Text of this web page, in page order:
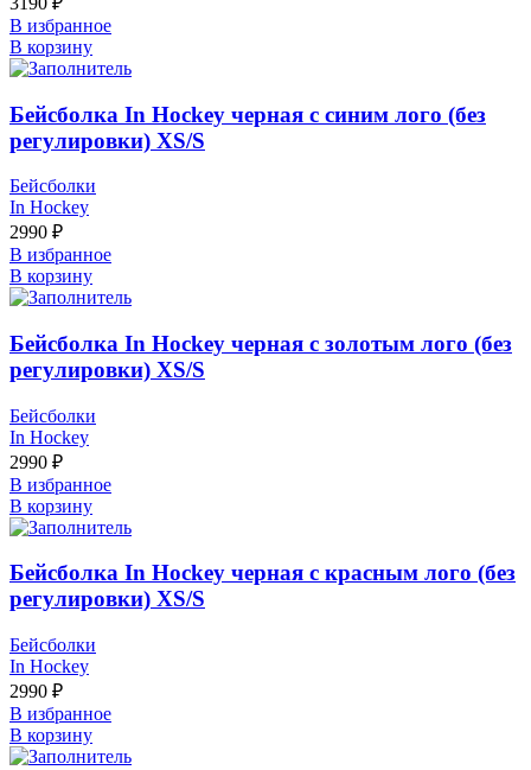
В избранное
В корзину
Бейсболка In Hockey черная с синим лого (без
регулировки) XS/S
Бейсболки
In Hockey
2990 ₽
В избранное
В корзину
Бейсболка In Hockey черная с золотым лого (без
регулировки) XS/S
Бейсболки
In Hockey
2990 ₽
В избранное
В корзину
Бейсболка In Hockey черная с красным лого (без
регулировки) XS/S
Бейсболки
In Hockey
2990 ₽
В избранное
В корзину